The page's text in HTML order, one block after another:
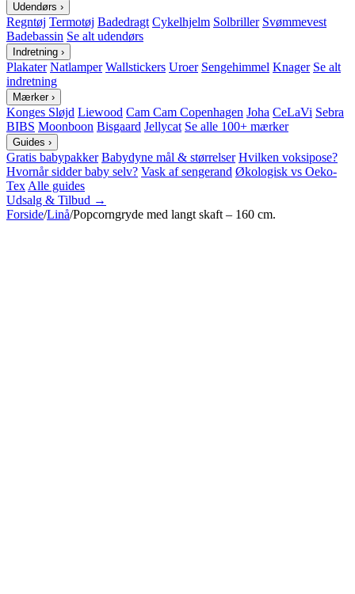
Udendørs ›
Regntøj Termotøj Badedragt Cykelhjelm Solbriller Svømmevest
Badebassin Se alt udendørs
Indretning ›
Plakater Natlamper Wallstickers Uroer Sengehimmel Knager Se alt
indretning
Mærker ›
Konges Sløjd Liewood Cam Cam Copenhagen Joha CeLaVi Sebra
BIBS Moonboon Bisgaard Jellycat Se alle 100+ mærker
Guides ›
Gratis babypakker Babydyne mål & størrelser Hvilken voksipose?
Hvornår sidder baby selv? Vask af sengerand Økologisk vs Oeko-
Tex Alle guides
Udsalg & Tilbud →
Forside/Linå/Popcorngryde med langt skaft – 160 cm.